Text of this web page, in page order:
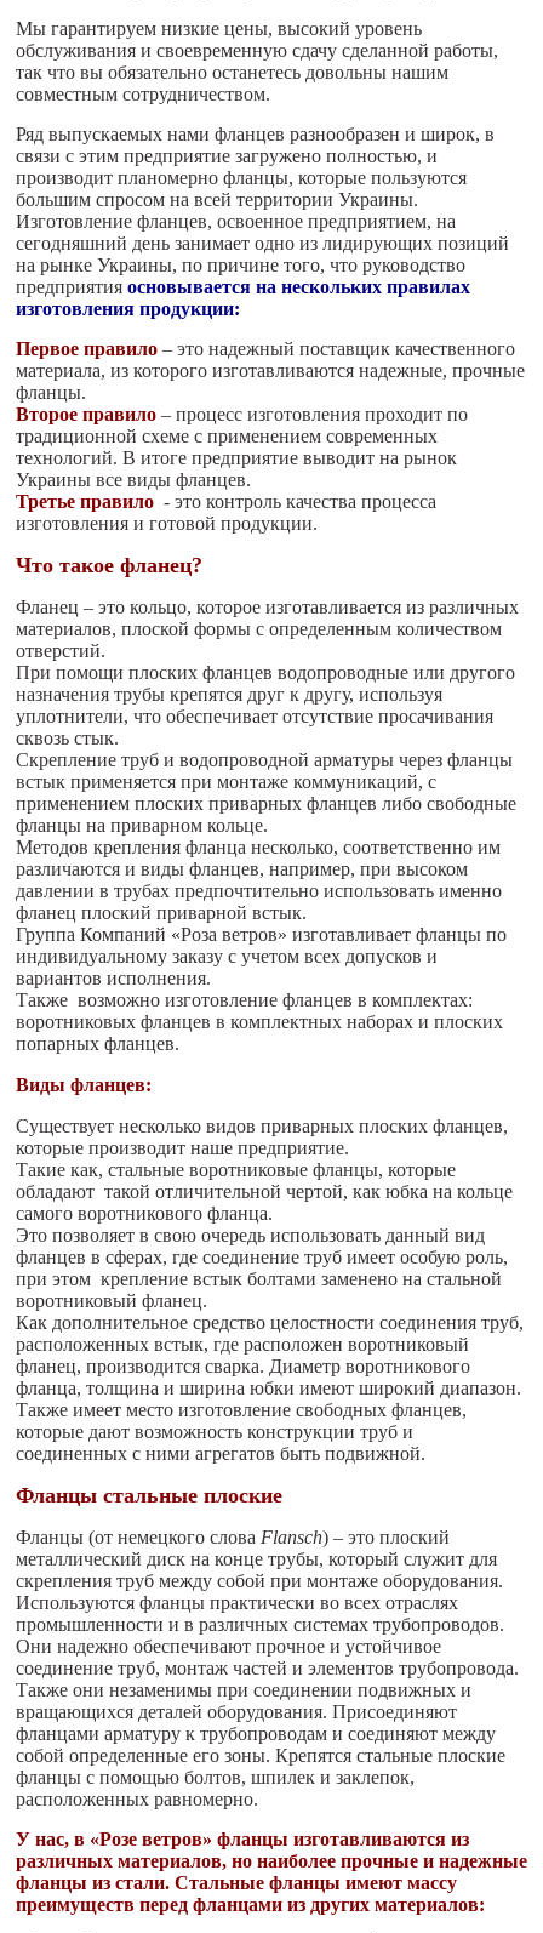
Мы гарантируем низкие цены, высокий уровень
обслуживания и своевременную сдачу сделанной работы,
так что вы обязательно останетесь довольны нашим
совместным сотрудничеством.
Ряд выпускаемых нами фланцев разнообразен и широк, в
связи с этим предприятие загружено полностью, и
производит планомерно фланцы, которые пользуются
большим спросом на всей территории Украины.
Изготовление фланцев, освоенное предприятием, на
сегодняшний день занимает одно из лидирующих позиций
на рынке Украины, по причине того, что руководство
предприятия основывается на нескольких правилах
изготовления продукции:
Первое правило – это надежный поставщик качественного
материала, из которого изготавливаются надежные, прочные
фланцы.
Второе правило – процесс изготовления проходит по
традиционной схеме с применением современных
технологий. В итоге предприятие выводит на рынок
Украины все виды фланцев.
Третье правило - это контроль качества процесса
изготовления и готовой продукции.
Что такое фланец?
Фланец – это кольцо, которое изготавливается из различных
материалов, плоской формы с определенным количеством
отверстий.
При помощи плоских фланцев водопроводные или другого
назначения трубы крепятся друг к другу, используя
уплотнители, что обеспечивает отсутствие просачивания
сквозь стык.
Скрепление труб и водопроводной арматуры через фланцы
встык применяется при монтаже коммуникаций, с
применением плоских приварных фланцев либо свободные
фланцы на приварном кольце.
Методов крепления фланца несколько, соответственно им
различаются и виды фланцев, например, при высоком
давлении в трубах предпочтительно использовать именно
фланец плоский приварной встык.
Группа Компаний «Роза ветров» изготавливает фланцы по
индивидуальному заказу с учетом всех допусков и
вариантов исполнения.
Также возможно изготовление фланцев в комплектах:
воротниковых фланцев в комплектных наборах и плоских
попарных фланцев.
Виды фланцев:
Существует несколько видов приварных плоских фланцев,
которые производит наше предприятие.
Такие как, стальные воротниковые фланцы, которые
обладают такой отличительной чертой, как юбка на кольце
самого воротникового фланца.
Это позволяет в свою очередь использовать данный вид
фланцев в сферах, где соединение труб имеет особую роль,
при этом крепление встык болтами заменено на стальной
воротниковый фланец.
Как дополнительное средство целостности соединения труб,
расположенных встык, где расположен воротниковый
фланец, производится сварка. Диаметр воротникового
фланца, толщина и ширина юбки имеют широкий диапазон.
Также имеет место изготовление свободных фланцев,
которые дают возможность конструкции труб и
соединенных с ними агрегатов быть подвижной.
Фланцы стальные плоские
Фланцы (от немецкого слова Flansch) – это плоский
металлический диск на конце трубы, который служит для
скрепления труб между собой при монтаже оборудования.
Используются фланцы практически во всех отраслях
промышленности и в различных системах трубопроводов.
Они надежно обеспечивают прочное и устойчивое
соединение труб, монтаж частей и элементов трубопровода.
Также они незаменимы при соединении подвижных и
вращающихся деталей оборудования. Присоединяют
фланцами арматуру к трубопроводам и соединяют между
собой определенные его зоны. Крепятся стальные плоские
фланцы с помощью болтов, шпилек и заклепок,
расположенных равномерно.
У нас, в «Розе ветров» фланцы изготавливаются из
различных материалов, но наиболее прочные и надежные
фланцы из стали. Стальные фланцы имеют массу
преимуществ перед фланцами из других материалов: